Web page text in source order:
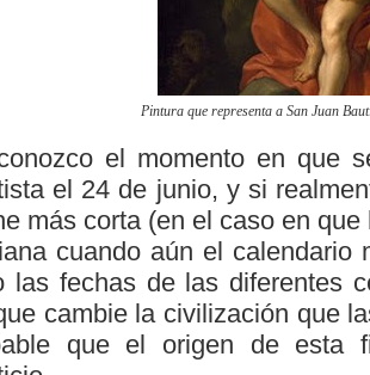
Pintura que representa a San Juan
el momento en que
el 24 de junio, y si
más corta (en el caso en
cuando aún el calendario
las fechas de las diferentes
cambie la civilización que
que el origen de esta